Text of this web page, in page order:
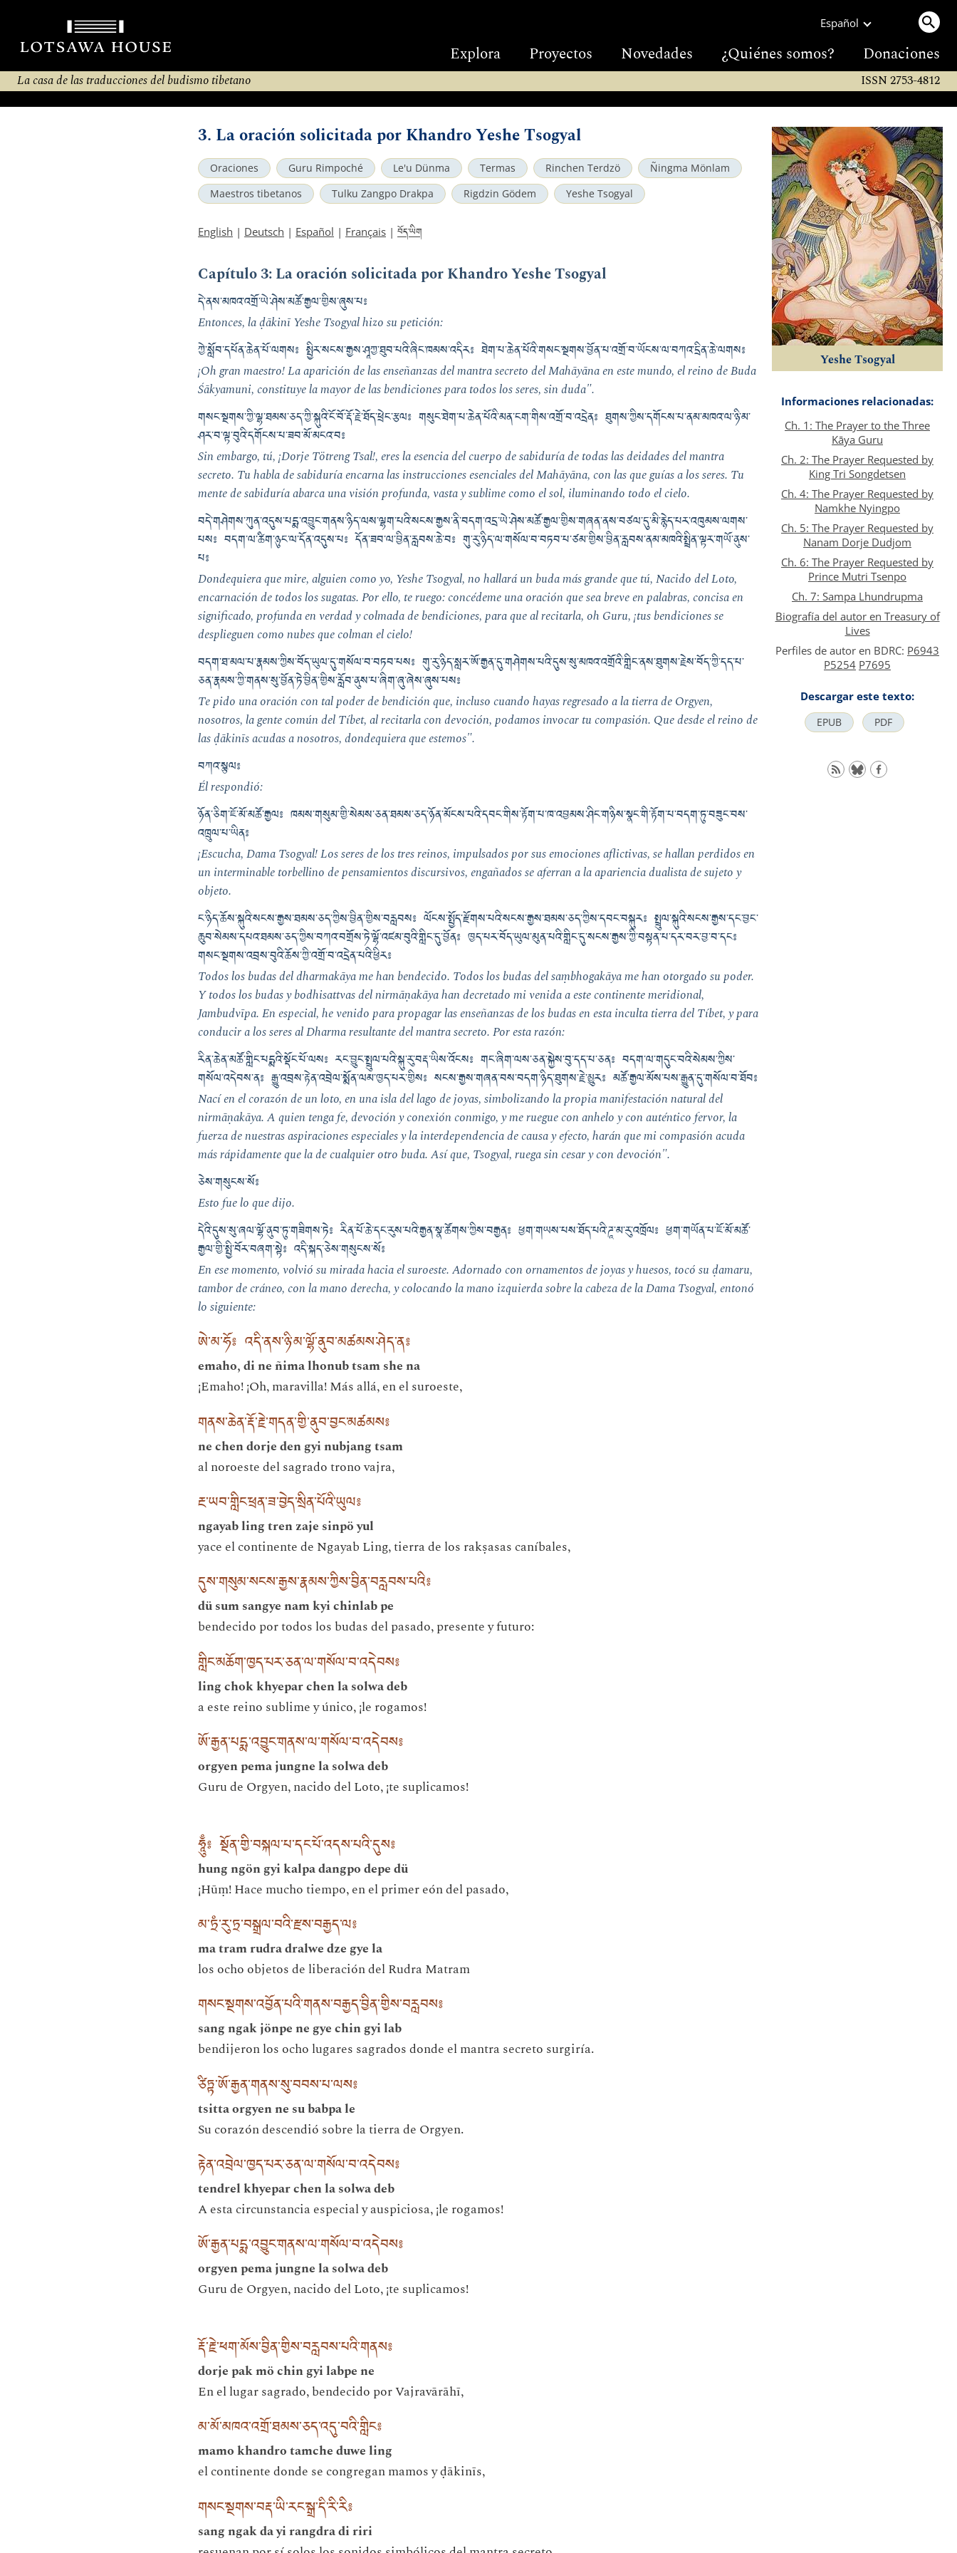
Español
Explora Proyectos Novedades ¿Quiénes somos? Donaciones
La casa de las traducciones del budismo tibetano ISSN 2753-4812
3. La oración solicitada por Khandro Yeshe Tsogyal
Oraciones Guru Rimpoché Le'u Dünma Termas Rinchen Terdzö
Ñingma Mönlam
Maestros tibetanos
Tulku Zangpo Drakpa Rigdzin Gödem Yeshe Tsogyal
English | Deutsch | Español | Français | བོད་ཡིག
Capítulo 3: La oración solicitada por Khandro Yeshe Tsogyal
དེ་ནས་མཁའ་འགྲོ་ཡེ་ཤེས་མཚོ་རྒྱལ་གྱིས་ཞུས་པ༔
Entonces, la ḍākinī Yeshe Tsogyal hizo su petición:
ཀྱེ་སློབ་དཔོན་ཆེན་པོ་ལགས༔ སྤྱིར་སངས་རྒྱས་ཤཱཀྱ་ཐུབ་པའི་ཞིང་ཁམས་འདིར༔ ཐེག་པ་ཆེན་པོའི་གསང་སྔགས་བྱོན་པ་འགྲོ་བ་ཡོངས་ལ་བཀའ་དྲིན་ཆེ་ལགས༔
¡Oh gran maestro! La aparición de las enseñanzas del mantra secreto del Mahāyāna en este mundo, el reino de Buda
Śākyamuni, constituye la mayor de las bendiciones para todos los seres, sin duda".
གསང་སྔགས་ཀྱི་ལྷ་ཐམས་ཅད་ཀྱི་སྐུའི་ངོ་བོ་རྡོ་རྗེ་ཐོད་ཕྲེང་རྩལ༔ གསུང་ཐེག་པ་ཆེན་པོའི་མན་ངག་གིས་འགྲོ་བ་འདྲེན༔ ཐུགས་ཀྱིས་དགོངས་པ་ནམ་མཁའ་ལ་ཉི་མ་
ཤར་བ་ལྟ་བུའི་དགོངས་པ་ཟབ་མོ་མངའ་བ༔
Sin embargo, tú, ¡Dorje Tötreng Tsal!, eres la esencia del cuerpo de sabiduría de todas las deidades del mantra
secreto. Tu habla de sabiduría encarna las instrucciones esenciales del Mahāyāna, con las que guías a los seres. Tu
mente de sabiduría abarca una visión profunda, vasta y sublime como el sol, iluminando todo el cielo.
བདེ་གཤེགས་ཀུན་འདུས་པདྨ་འབྱུང་གནས་ཉིད་ལས་ལྷག་པའི་སངས་རྒྱས་ནི་བདག་འདྲ་ཡེ་ཤེས་མཚོ་རྒྱལ་གྱིས་གཞན་ནས་བཙལ་དུ་མི་རྙེད་པར་འཁུམས་ལགས་
པས༔ བདག་ལ་ཚིག་ཉུང་ལ་དོན་འདུས་པ༔ དོན་ཟབ་ལ་བྱིན་རླབས་ཆེ་བ༔ གུ་རུ་ཉིད་ལ་གསོལ་བ་བཏབ་པ་ཙམ་གྱིས་བྱིན་རླབས་ནམ་མཁའི་སྤྲིན་ལྟར་གཡོ་ནུས་
པ༔
Dondequiera que mire, alguien como yo, Yeshe Tsogyal, no hallará un buda más grande que tú, Nacido del Loto,
encarnación de todos los sugatas. Por ello, te ruego: concédeme una oración que sea breve en palabras, concisa en
significado, profunda en verdad y colmada de bendiciones, para que al recitarla, oh Guru, ¡tus bendiciones se
desplieguen como nubes que colman el cielo!
བདག་ཐ་མལ་པ་རྣམས་ཀྱིས་བོད་ཡུལ་དུ་གསོལ་བ་བཏབ་པས༔ གུ་རུ་ཉིད་སླར་ཨོ་རྒྱན་དུ་གཤེགས་པའི་དུས་སུ་མཁའ་འགྲོའི་གླིང་ནས་ཐུགས་རྗེས་བོད་ཀྱི་དད་པ་
ཅན་རྣམས་ཀྱི་གནས་སུ་བྱོན་ཏེ་བྱིན་གྱིས་རློབ་ནུས་པ་ཞིག་ཞུ་ཞེས་ཞུས་པས༔
Te pido una oración con tal poder de bendición que, incluso cuando hayas regresado a la tierra de Orgyen,
nosotros, la gente común del Tíbet, al recitarla con devoción, podamos invocar tu compasión. Que desde el reino de
las ḍākinīs acudas a nosotros, dondequiera que estemos".
བཀའ་སྩལ༔
Él respondió:
ཉོན་ཅིག་ཇོ་མོ་མཚོ་རྒྱལ༔ ཁམས་གསུམ་གྱི་སེམས་ཅན་ཐམས་ཅད་ཉོན་མོངས་པའི་དབང་གིས་རྟོག་པ་ཁ་འབྱམས་ཤིང་གཉིས་སྣང་གི་རྟོག་པ་བདག་ཏུ་བཟུང་བས་
འཁྲུལ་པ་ཡིན༔
¡Escucha, Dama Tsogyal! Los seres de los tres reinos, impulsados por sus emociones aflictivas, se hallan perdidos en
un interminable torbellino de pensamientos discursivos, engañados se aferran a la apariencia dualista de sujeto y
objeto.
ང་ཉིད་ཆོས་སྐུའི་སངས་རྒྱས་ཐམས་ཅད་ཀྱིས་བྱིན་གྱིས་བརླབས༔ ལོངས་སྤྱོད་རྫོགས་པའི་སངས་རྒྱས་ཐམས་ཅད་ཀྱིས་དབང་བསྐུར༔ སྤྲུལ་སྐུའི་སངས་རྒྱས་དང་བྱང་
ཆུབ་སེམས་དཔའ་ཐམས་ཅད་ཀྱིས་བཀའ་བགྲོས་ཏེ་ལྷོ་འཛམ་བུའི་གླིང་དུ་བྱོན༔ ཁྱད་པར་བོད་ཡུལ་མུན་པའི་གླིང་དུ་སངས་རྒྱས་ཀྱི་བསྟན་པ་དར་བར་བྱ་བ་དང༔
གསང་སྔགས་འབྲས་བུའི་ཆོས་ཀྱི་འགྲོ་བ་འདྲེན་པའི་ཕྱིར༔
Todos los budas del dharmakāya me han bendecido. Todos los budas del saṃbhogakāya me han otorgado su poder.
Y todos los budas y bodhisattvas del nirmāṇakāya han decretado mi venida a este continente meridional,
Jambudvīpa. En especial, he venido para propagar las enseñanzas de los budas en esta inculta tierra del Tíbet, y para
conducir a los seres al Dharma resultante del mantra secreto. Por esta razón:
རིན་ཆེན་མཚོ་གླིང་པདྨའི་སྡོང་པོ་ལས༔ རང་བྱུང་སྤྲུལ་པའི་སྐུ་རུ་བརྡ་ཡིས་འོངས༔ གང་ཞིག་ལས་ཅན་སྐྱེས་བུ་དད་པ་ཅན༔ བདག་ལ་གདུང་བའི་སེམས་ཀྱིས་
གསོལ་འདེབས་ན༔ རྒྱུ་འབྲས་རྟེན་འབྲེལ་སྨོན་ལམ་ཁྱད་པར་གྱིས༔ སངས་རྒྱས་གཞན་བས་བདག་ཉིད་ཐུགས་རྗེ་མྱུར༔ མཚོ་རྒྱལ་མོས་པས་རྒྱུན་དུ་གསོལ་བ་ཐོབ༔
Nací en el corazón de un loto, en una isla del lago de joyas, simbolizando la propia manifestación natural del
nirmāṇakāya. A quien tenga fe, devoción y conexión conmigo, y me ruegue con anhelo y con auténtico fervor, la
fuerza de nuestras aspiraciones especiales y la interdependencia de causa y efecto, harán que mi compasión acuda
más rápidamente que la de cualquier otro buda. Así que, Tsogyal, ruega sin cesar y con devoción".
ཅེས་གསུངས་སོ༔
Esto fue lo que dijo.
དེའི་དུས་སུ་ཞལ་ལྷོ་ནུབ་ཏུ་གཟིགས་ཏེ༔ རིན་པོ་ཆེ་དང་རུས་པའི་རྒྱན་སྣ་ཚོགས་ཀྱིས་བརྒྱན༔ ཕྱག་གཡས་པས་ཐོད་པའི་ཌཱ་མ་རུ་འཁྲོལ༔ ཕྱག་གཡོན་པ་ཇོ་མོ་མཚོ་
རྒྱལ་གྱི་སྤྱི་བོར་བཞག་སྟེ༔ འདི་སྐད་ཅེས་གསུངས་སོ༔
En ese momento, volvió su mirada hacia el suroeste. Adornado con ornamentos de joyas y huesos, tocó su ḍamaru,
tambor de cráneo, con la mano derecha, y colocando la mano izquierda sobre la cabeza de la Dama Tsogyal, entonó
lo siguiente:
ཨེ་མ་ཧོ༔ འདི་ནས་ཉི་མ་ལྷོ་ནུབ་མཚམས་ཤེད་ན༔
emaho, di ne ñima lhonub tsam she na
¡Emaho! ¡Oh, maravilla! Más allá, en el suroeste,
གནས་ཆེན་རྡོ་རྗེ་གདན་གྱི་ནུབ་བྱང་མཚམས༔
ne chen dorje den gyi nubjang tsam
al noroeste del sagrado trono vajra,
རྔ་ཡབ་གླིང་ཕྲན་ཟ་བྱེད་སྲིན་པོའི་ཡུལ༔
ngayab ling tren zaje sinpö yul
yace el continente de Ngayab Ling, tierra de los rakṣasas caníbales,
དུས་གསུམ་སངས་རྒྱས་རྣམས་ཀྱིས་བྱིན་བརླབས་པའི༔
dü sum sangye nam kyi chinlab pe
bendecido por todos los budas del pasado, presente y futuro:
གླིང་མཆོག་ཁྱད་པར་ཅན་ལ་གསོལ་བ་འདེབས༔
ling chok khyepar chen la solwa deb
a este reino sublime y único, ¡le rogamos!
ཨོ་རྒྱན་པདྨ་འབྱུང་གནས་ལ་གསོལ་བ་འདེབས༔
orgyen pema jungne la solwa deb
Guru de Orgyen, nacido del Loto, ¡te suplicamos!
ཧཱུྃ༔ སྔོན་གྱི་བསྐལ་པ་དང་པོ་འདས་པའི་དུས༔
hung ngön gyi kalpa dangpo depe dü
¡Hūṃ! Hace mucho tiempo, en el primer eón del pasado,
མ་ཏྲཾ་རུ་ཏྲ་བསྒྲལ་བའི་རྫས་བརྒྱད་ལ༔
ma tram rudra dralwe dze gye la
los ocho objetos de liberación del Rudra Matram
གསང་སྔགས་འབྱོན་པའི་གནས་བརྒྱད་བྱིན་གྱིས་བརླབས༔
sang ngak jönpe ne gye chin gyi lab
bendijeron los ocho lugares sagrados donde el mantra secreto surgiría.
ཙིཏྟ་ཨོ་རྒྱན་གནས་སུ་བབས་པ་ལས༔
tsitta orgyen ne su babpa le
Su corazón descendió sobre la tierra de Orgyen.
རྟེན་འབྲེལ་ཁྱད་པར་ཅན་ལ་གསོལ་བ་འདེབས༔
tendrel khyepar chen la solwa deb
A esta circunstancia especial y auspiciosa, ¡le rogamos!
ཨོ་རྒྱན་པདྨ་འབྱུང་གནས་ལ་གསོལ་བ་འདེབས༔
orgyen pema jungne la solwa deb
Guru de Orgyen, nacido del Loto, ¡te suplicamos!
རྡོ་རྗེ་ཕག་མོས་བྱིན་གྱིས་བརླབས་པའི་གནས༔
dorje pak mö chin gyi labpe ne
En el lugar sagrado, bendecido por Vajravārāhī,
མ་མོ་མཁའ་འགྲོ་ཐམས་ཅད་འདུ་བའི་གླིང༔
mamo khandro tamche duwe ling
el continente donde se congregan mamos y ḍākinīs,
གསང་སྔགས་བརྡ་ཡི་རང་སྒྲ་དི་རི་རི༔
sang ngak da yi rangdra di riri
Yeshe Tsogyal
Informaciones relacionadas:
Ch. 1: The Prayer to the Three
Kāya Guru
Ch. 2: The Prayer Requested by
King Tri Songdetsen
Ch. 4: The Prayer Requested by
Namkhe Nyingpo
Ch. 5: The Prayer Requested by
Nanam Dorje Dudjom
Ch. 6: The Prayer Requested by
Prince Mutri Tsenpo
Ch. 7: Sampa Lhundrupma
Biografía del autor en Treasury of
Lives
Perfiles de autor en BDRC: P6943
P5254 P7695
Descargar este texto:
EPUB PDF